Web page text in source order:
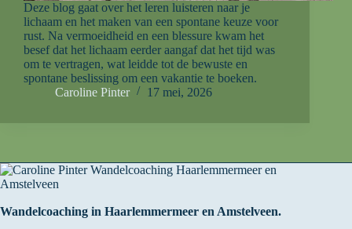
Deze blog gaat over het leren luisteren naar je
lichaam en het maken van een spontane keuze voor
rust. Na vermoeidheid en een blessure kwam het
besef dat het lichaam eerder aangaf dat het tijd was
om te vertragen, wat leidde tot de bewuste en
spontane beslissing om een vakantie te boeken.
Caroline Pinter
17 mei, 2026
Wandelcoaching in Haarlemmermeer en Amstelveen.